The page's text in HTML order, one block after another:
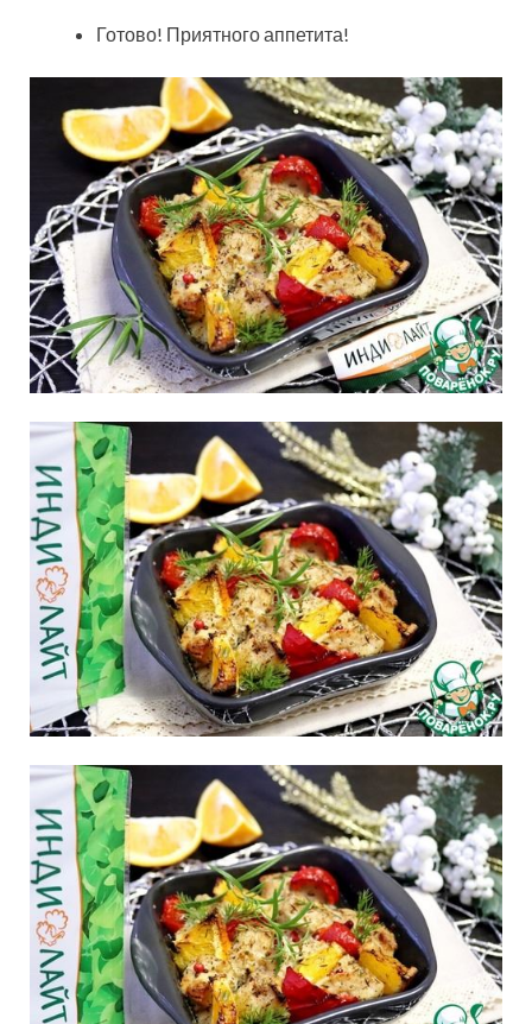
Готово! Приятного аппетита!